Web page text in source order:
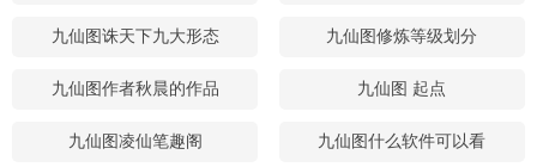
九仙图诛天下九大形态 九仙图修炼等级划分
九仙图作者秋晨的作品 九仙图 起点
九仙图凌仙笔趣阁 九仙图什么软件可以看